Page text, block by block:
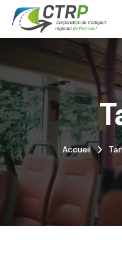
Accueil